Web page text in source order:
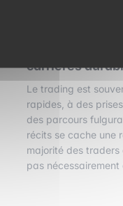
Pourquoi
tout… et
carrières
Le trading est
rapides, à des
des parcours
récits se cache une
majorité des traders
pas